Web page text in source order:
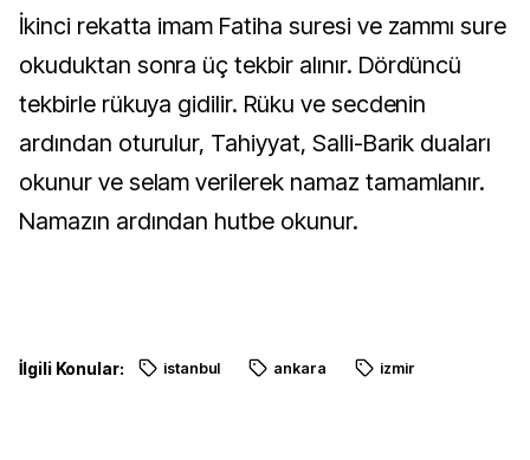
İkinci rekatta imam Fatiha suresi ve zammı sure
okuduktan sonra üç tekbir alınır. Dördüncü
tekbirle rükuya gidilir. Rüku ve secdenin
ardından oturulur, Tahiyyat, Salli-Barik duaları
okunur ve selam verilerek namaz tamamlanır.
Namazın ardından hutbe okunur.
İlgili Konular: istanbul ankara izmir